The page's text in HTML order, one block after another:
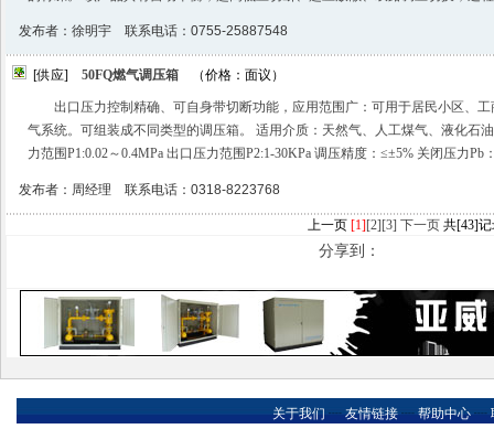
发布者：徐明宇 联系电话：0755-25887548
[供应] 50FQ燃气调压箱 （价格：面议）
出口压力控制精确、可自身带切断功能，应用范围广：可用于居民小区、
气系统。可组装成不同类型的调压箱。 适用介质：天然气、人工煤气、液化石
力范围P1:0.02～0.4MPa 出口压力范围P2:1-30KPa 调压精度：≤±5% 关闭压力
发布者：周经理 联系电话：0318-8223768
上一页 [1] [2] [3] 下一页 共[43]记
分享到：
关于我们 ┈ 友情链接 ┈ 帮助中心 ┈